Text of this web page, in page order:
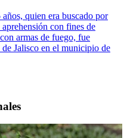
quien era buscado por
con fines de
armas de fuego, fue
Jalisco en el municipio de